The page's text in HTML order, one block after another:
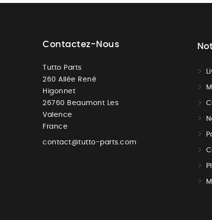
Contactez-Nous
Tutto Parts
260 Allée René
Higonnet
26760 Beaumont Les
Valence
France
contact@tutto-parts.com